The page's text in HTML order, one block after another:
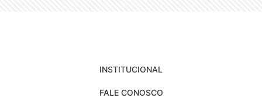
INSTITUCIONAL
FALE CONOSCO